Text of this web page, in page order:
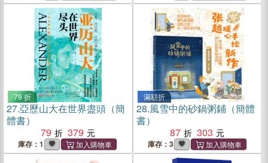
79 折
27.亞歷山大在世界盡頭（簡
體書）
79
379
庫存：1
滿額折
28.風雪中的砂鍋粥鋪（簡體
書）
87
303
庫存：3